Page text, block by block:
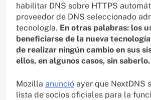
habilitar DNS sobre HTTPS
proveedor de DNS seleccionado
tecnología. En otras palabras: los
beneficiarse de la nueva
de realizar ningún cambio en sus
ellos, en algunos casos, sin saberlo.
Mozilla anunció ayer que NextDNS
lista de socios oficiales para la